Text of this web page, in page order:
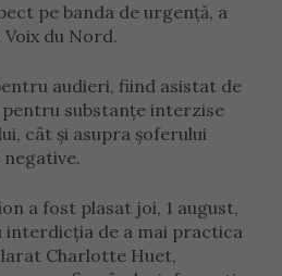
pe banda de urgență, a
du Nord.
audieri, fiind asistat de
substanțe interzise
cât și asupra șoferului
a fost plasat joi, 1 august,
interdicția de a mai practica
Charlotte Huet,